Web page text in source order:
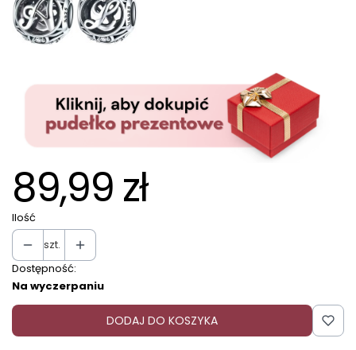
89,99 zł
Ilość
szt.
Dostępność:
Na wyczerpaniu
DODAJ DO KOSZYKA